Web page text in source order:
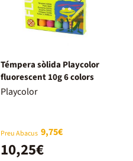
Témpera sòlida Playcolor
fluorescent 10g 6 colors
Playcolor
Preu Abacus 9,75€
10,25€